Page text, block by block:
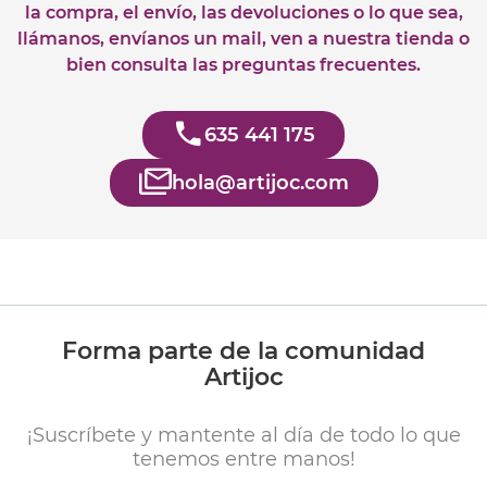
la compra, el envío, las devoluciones o lo que sea,
llámanos, envíanos un mail, ven a nuestra tienda o
bien consulta las preguntas frecuentes.
635 441 175
hola@artijoc.com
Forma parte de la comunidad
Artijoc
¡Suscríbete y mantente al día de todo lo que
tenemos entre manos!